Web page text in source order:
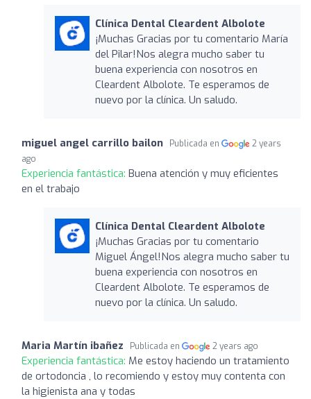
Clínica Dental Cleardent Albolote
¡Muchas Gracias por tu comentario María
del Pilar!Nos alegra mucho saber tu
buena experiencia con nosotros en
Cleardent Albolote. Te esperamos de
nuevo por la clínica. Un saludo.
miguel angel carrillo bailon Publicada en
2 years
ago
Experiencia fantástica: Buena atención y muy eficientes
en el trabajo
Clínica Dental Cleardent Albolote
¡Muchas Gracias por tu comentario
Miguel Ángel!Nos alegra mucho saber tu
buena experiencia con nosotros en
Cleardent Albolote. Te esperamos de
nuevo por la clínica. Un saludo.
Maria Martín ibañez Publicada en 2 years ago
Experiencia fantástica: Me estoy haciendo un tratamiento
de ortodoncia , lo recomiendo y estoy muy contenta con
la higienista ana y todas